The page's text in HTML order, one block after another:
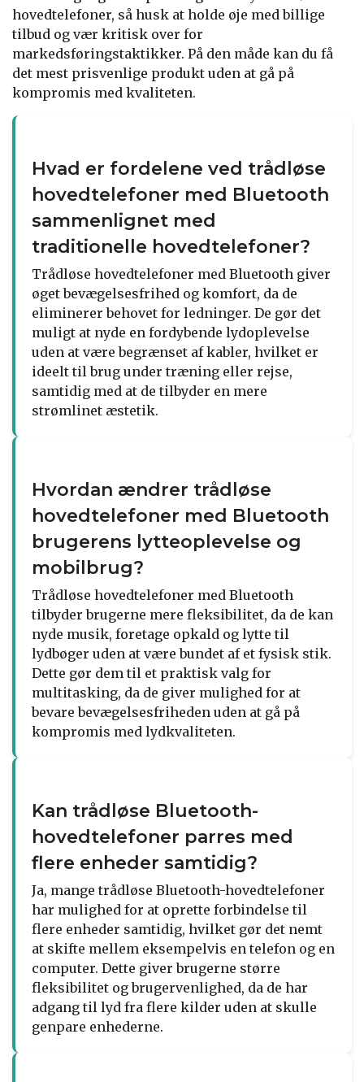
hovedtelefoner, så husk at holde øje med billige
tilbud og vær kritisk over for
markedsføringstaktikker. På den måde kan du få
det mest prisvenlige produkt uden at gå på
kompromis med kvaliteten.
Hvad er fordelene ved trådløse
hovedtelefoner med Bluetooth
sammenlignet med
traditionelle hovedtelefoner?
Trådløse hovedtelefoner med Bluetooth giver
øget bevægelsesfrihed og komfort, da de
eliminerer behovet for ledninger. De gør det
muligt at nyde en fordybende lydoplevelse
uden at være begrænset af kabler, hvilket er
ideelt til brug under træning eller rejse,
samtidig med at de tilbyder en mere
strømlinet æstetik.
Hvordan ændrer trådløse
hovedtelefoner med Bluetooth
brugerens lytteoplevelse og
mobilbrug?
Trådløse hovedtelefoner med Bluetooth
tilbyder brugerne mere fleksibilitet, da de kan
nyde musik, foretage opkald og lytte til
lydbøger uden at være bundet af et fysisk stik.
Dette gør dem til et praktisk valg for
multitasking, da de giver mulighed for at
bevare bevægelsesfriheden uden at gå på
kompromis med lydkvaliteten.
Kan trådløse Bluetooth-
hovedtelefoner parres med
flere enheder samtidig?
Ja, mange trådløse Bluetooth-hovedtelefoner
har mulighed for at oprette forbindelse til
flere enheder samtidig, hvilket gør det nemt
at skifte mellem eksempelvis en telefon og en
computer. Dette giver brugerne større
fleksibilitet og brugervenlighed, da de har
adgang til lyd fra flere kilder uden at skulle
genpare enhederne.